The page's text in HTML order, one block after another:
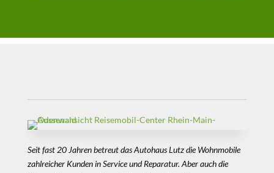
Seit fast 20 Jahren betreut das Autohaus Lutz die Wohnmobile
zahlreicher Kunden in Service und Reparatur. Aber auch die